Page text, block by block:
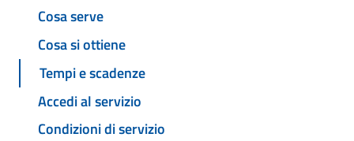
Cosa serve
Cosa si ottiene
Tempi e scadenze
Accedi al servizio
Condizioni di servizio